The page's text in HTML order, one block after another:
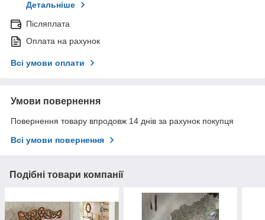
Детальніше
Післяплата
Оплата на рахунок
Всі умови оплати
Умови повернення
Повернення товару впродовж 14 днів за рахунок покупця
Всі умови повернення
Подібні товари компанії